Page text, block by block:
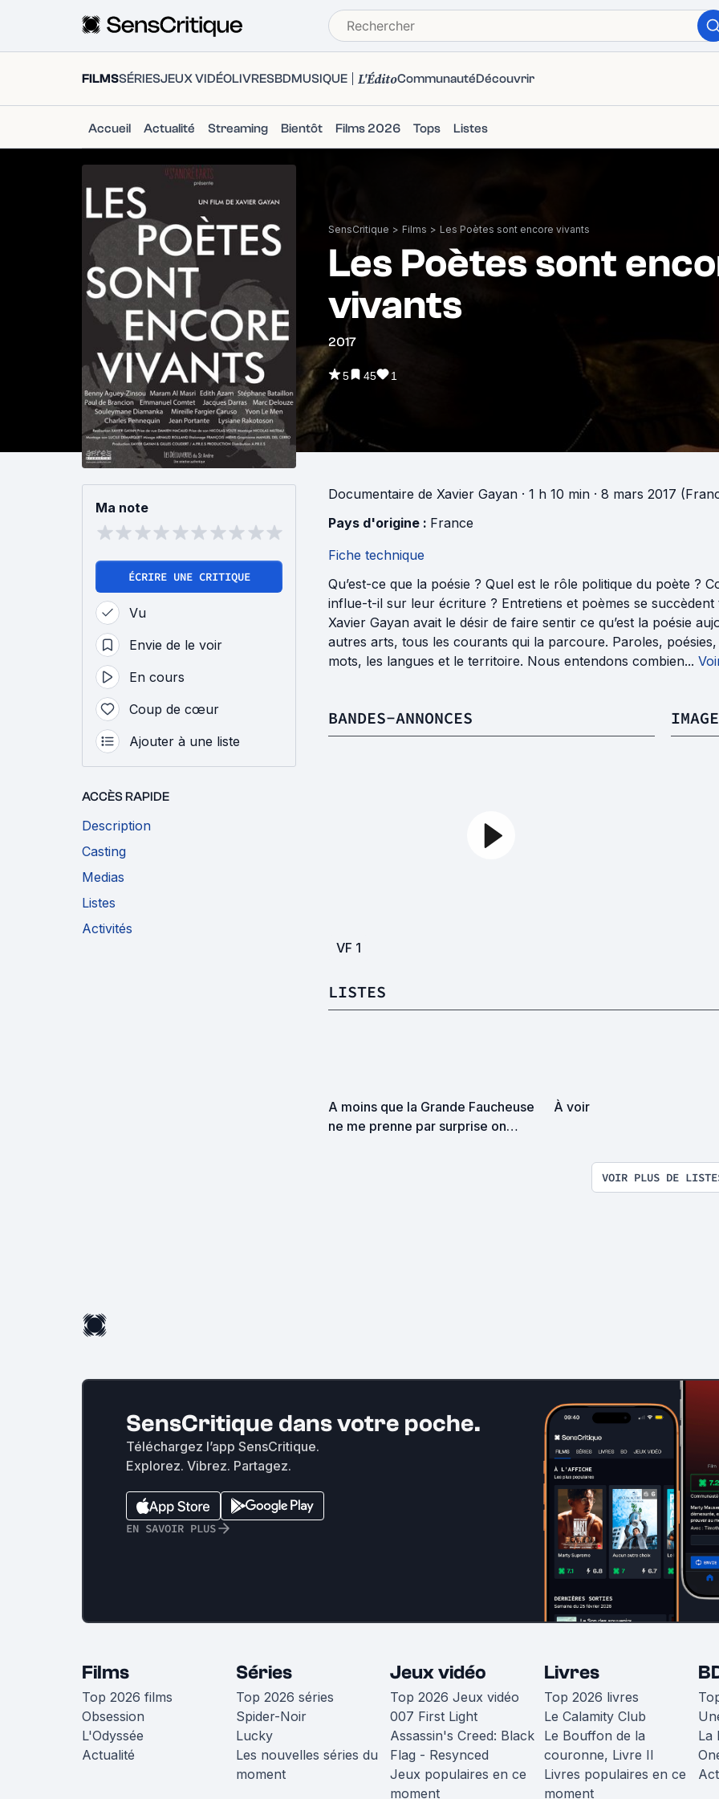
FILMSSÉRIESJEUX VIDÉOLIVRESBDMUSIQUE L'ÉditoCommunautéDécouvrir
Accueil Actualité Streaming Bientôt Films 2026 Tops Listes
SensCritique > Films > Les Poètes sont encore vivants
Les Poètes sont
vivants
2017
5 45 1
Ma note
ÉCRIRE UNE CRITIQUE
Vu
Envie de le voir
En cours
Coup de cœur
Ajouter à une liste
ACCÈS RAPIDE
Description
Casting
Medias
Listes
Activités
Documentaire de Xavier Gayan · 1 h 10 min · 8 mars 2017
Pays d'origine : France
Fiche technique
Qu’est-ce que la poésie ? Quel est le rôle politique du poète ?
influe-t-il sur leur écriture ? Entretiens et poèmes se
Xavier Gayan avait le désir de faire sentir ce qu’est la poésie
autres arts, tous les courants qui la parcoure. Paroles,
mots, les langues et le territoire. Nous entendons combien...
BANDES-ANNONCES
VF 1
LISTES
A moins que la Grande Faucheuse
ne me prenne par surprise on
À voir
VOIR PLUS DE
SensCritique dans votre poche.
Téléchargez l’app SensCritique.
Explorez. Vibrez. Partagez.
EN SAVOIR PLUS
Films
Top 2026 films
Obsession
L'Odyssée
Actualité
Séries
Top 2026 séries
Spider-Noir
Lucky
Les nouvelles séries du
moment
Jeux vidéo
Top 2026 Jeux vidéo
007 First Light
Assassin's Creed: Black
Flag - Resynced
Jeux populaires en ce
moment
Livres
Top 2026 livres
Le Calamity Club
Le Bouffon de la
couronne, Livre II
Livres populaires en ce
moment
La